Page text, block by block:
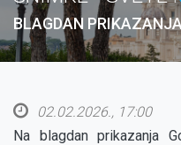
BLAGDAN
02.02.2026., 17:00
Na blagdan prikazanja